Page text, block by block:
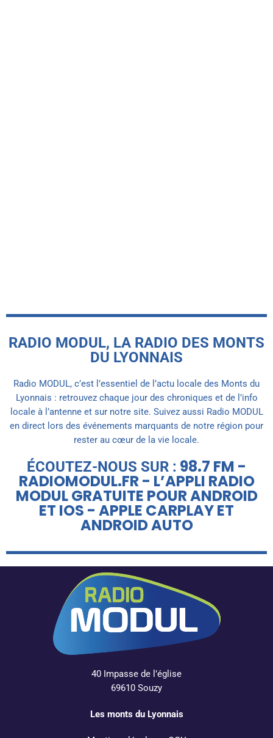
RADIO MODUL, LA RADIO DES MONTS
DU LYONNAIS
Radio MODUL, c’est l’essentiel de l’actu locale des Monts du
Lyonnais : retrouvez chaque jour des chroniques et de l’info
locale à l’antenne et sur notre site. Suivez aussi Radio MODUL
en direct lors des événements marquants de notre région pour
rester au cœur de la vie locale.
ÉCOUTEZ-NOUS SUR : 98.7 FM -
RADIOMODUL.FR - L’APPLI RADIO
MODUL GRATUITE POUR ANDROID
ET IOS - APPLE CARPLAY ET
ANDROID AUTO
40 Impasse de l’église
69610 Souzy
Les monts du Lyonnais